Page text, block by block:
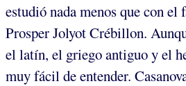
estudió nada menos que con el
Prosper Jolyot Crébillon.
el latín, el griego antiguo y el
muy fácil de entender.